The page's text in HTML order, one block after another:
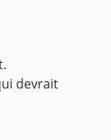
devrait